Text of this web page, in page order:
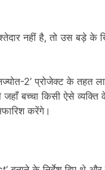
नहीं है, तो उस बड़े के
2’ प्रोजेक्ट के तहत
बच्चा किसी ऐसे व्यक्ति
करेंगे।